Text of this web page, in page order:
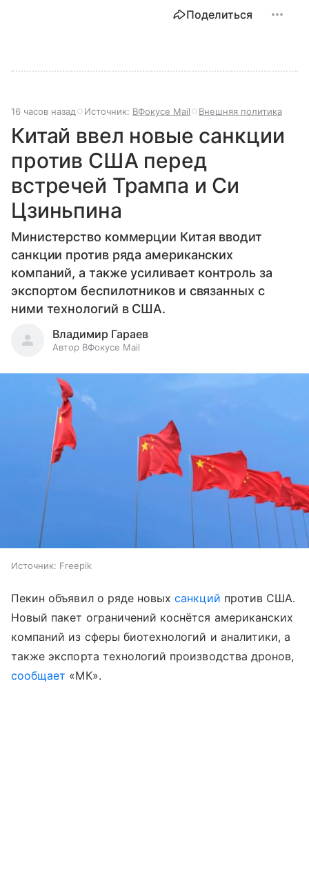
Поделиться
16 часов назад Источник: ВФокусе Mail Внешняя политика
Китай ввел новые санкции
против США перед
встречей Трампа и Си
Цзиньпина
Министерство коммерции Китая вводит
санкции против ряда американских
компаний, а также усиливает контроль за
экспортом беспилотников и связанных с
ними технологий в США.
Владимир Гараев
Автор ВФокусе Mail
Источник: Freepik
Пекин объявил о ряде новыхсанкций против США.
Новый пакет ограничений коснётся американских
компаний из сферы биотехнологий и аналитики, а
также экспорта технологий производства дронов,
сообщает «МК».